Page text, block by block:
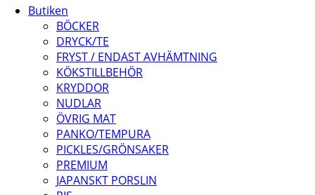
Butiken
BÖCKER
DRYCK/TE
FRYST / ENDAST AVHÄMTNING
KÖKSTILLBEHÖR
KRYDDOR
NUDLAR
ÖVRIG MAT
PANKO/TEMPURA
PICKLES/GRÖNSAKER
PREMIUM
JAPANSKT PORSLIN